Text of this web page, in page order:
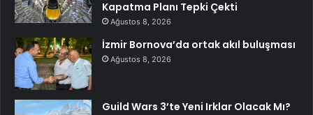
Kapatma Planı Tepki Çekti
Ağustos 8, 2026
İzmir Bornova’da ortak akıl buluşması
Ağustos 8, 2026
Guild Wars 3’te Yeni Irklar Olacak Mı?